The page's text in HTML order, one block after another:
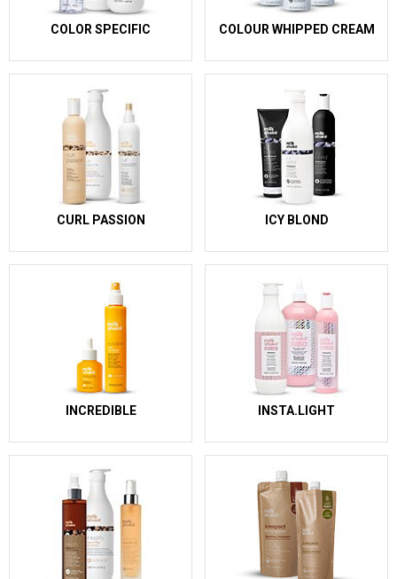
COLOR SPECIFIC COLOUR WHIPPED CREAM
CURL PASSION ICY BLOND
INCREDIBLE INSTA.LIGHT